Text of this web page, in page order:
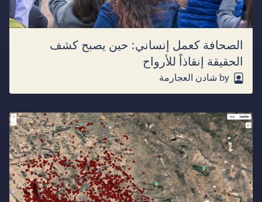
الصحافة كعمل إنساني: حين يصبح كشف
الحقيقة إنقاذاً للأرواح
by شادن العجارمة